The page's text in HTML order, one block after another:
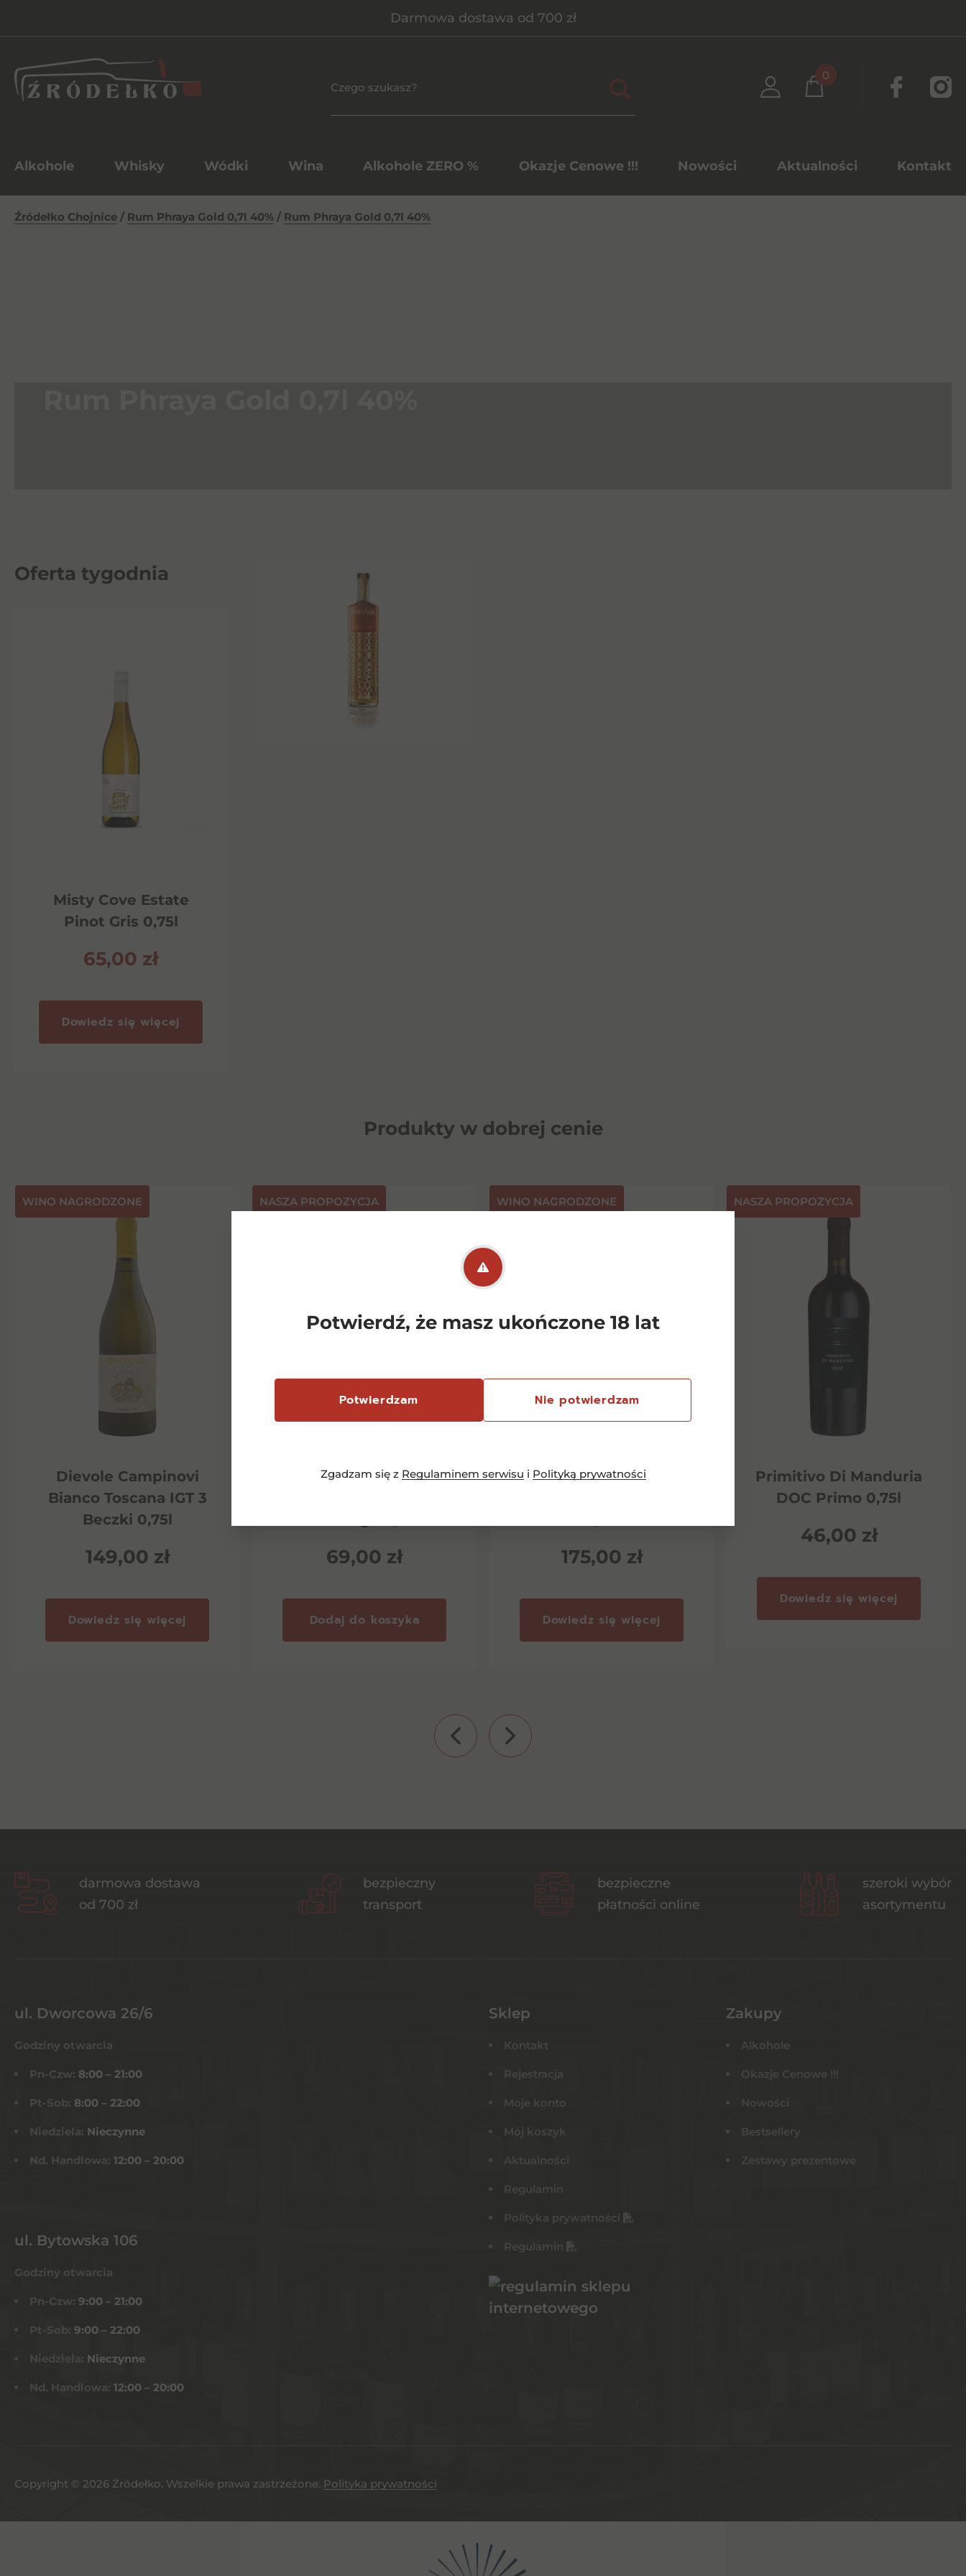
Potwierdź, że masz ukończone 18 lat
Potwierdzam Nie potwierdzam
Zgadzam się z Regulaminem serwisu i Polityką prywatności
Darmowa dostawa od 700 zł
0
Alkohole Whisky Wódki Wina Alkohole ZERO % Okazje Cenowe !!! Nowości Aktualności Kontakt
Źródełko Chojnice / Rum Phraya Gold 0,7l 40% / Rum Phraya Gold 0,7l 40%
Oferta tygodnia
Misty Cove Estate
Pinot Gris 0,75l
65,00 zł
Dowiedz się więcej
Produkty w dobrej cenie
⁠WINO NAGRODZONE
Dievole Campinovi
Bianco Toscana IGT 3
Beczki 0,75l
149,00 zł
Dowiedz się więcej
NASZA PROPOZYCJA
Diemersfontein
69,00 zł
Dodaj do koszyka
⁠WINO NAGRODZONE
Chianti Classico Riserva
175,00 zł
Dowiedz się więcej
NASZA PROPOZYCJA
Primitivo Di Manduria
DOC Primo 0,75l
46,00 zł
Dowiedz się więcej
darmowa dostawa
od 700 zł
bezpieczny
transport
bezpieczne
płatności online
szeroki wybór
asortymentu
ul. Dworcowa 26/6
Godziny otwarcia
Pn-Czw: 8:00 – 21:00
Pt-Sob: 8:00 – 22:00
Niedziela: Nieczynne
Nd. Handlowa: 12:00 – 20:00
ul. Bytowska 106
Godziny otwarcia
Pn-Czw: 9:00 – 21:00
Pt-Sob: 9:00 – 22:00
Niedziela: Nieczynne
Nd. Handlowa: 12:00 – 20:00
Sklep
Kontakt
Rejestracja
Moje konto
Mój koszyk
Aktualności
Regulamin
Polityka prywatności
Regulamin
Zakupy
Alkohole
Okazje Cenowe !!!
Nowości
Bestsellery
Zestawy prezentowe
Copyright © 2026 Żródełko. Wszelkie prawa zastrzeżone. Polityka prywatności